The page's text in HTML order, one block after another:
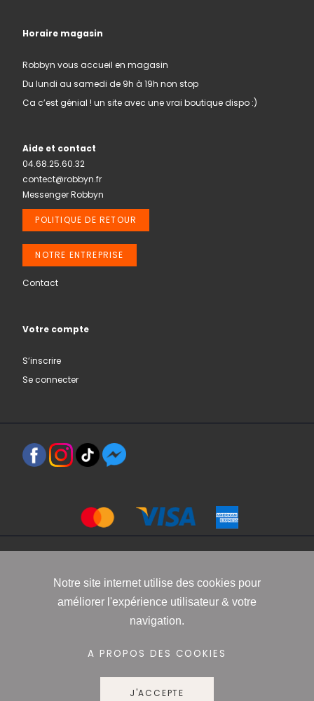
Horaire magasin
Robbyn vous accueil en magasin
Du lundi au samedi de 9h à 19h non stop
Ca c’est génial ! un site avec une vrai boutique dispo :)
Aide et contact
04.68.25.60.32
contect@robbyn.fr
Messenger Robbyn
POLITIQUE DE RETOUR
NOTRE ENTREPRISE
Contact
Votre compte
S’inscrire
Se connecter
Conditions générales de vente
confidentialité
Notre site internet utilise des cookies pour
améliorer l'expérience utilisateur & votre
navigation.
A PROPOS DES COOKIES
J'ACCEPTE